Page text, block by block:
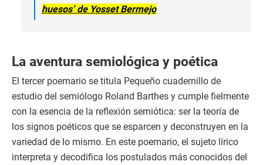
huesos’ de Yosset Bermejo
La aventura semiológica y poética
El tercer poemario se titula Pequeño cuadernillo de
estudio del semiólogo Roland Barthes y cumple fielmente
con la esencia de la reflexión semiótica: ser la teoría de
los signos poéticos que se esparcen y deconstruyen en la
variedad de lo mismo. En este poemario, el sujeto lírico
interpreta y decodifica los postulados más conocidos del